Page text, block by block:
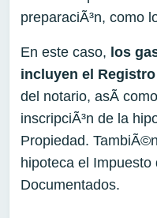
preparaciÃ³n, como
En este caso, los
incluyen el
del notario, asÃ­
inscripciÃ³n de la
Propiedad.
hipoteca el Impuesto
Documentados.